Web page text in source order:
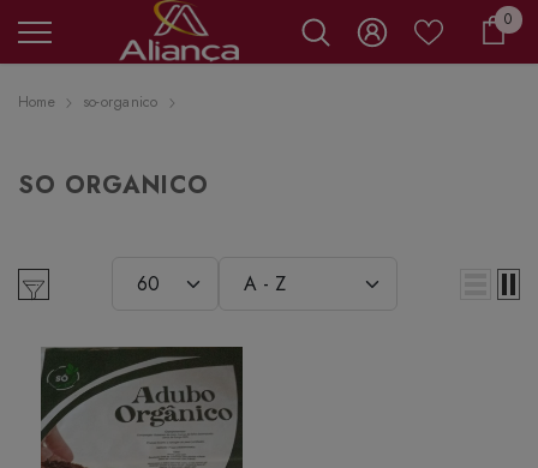
00
Home so-organico
SO ORGANICO